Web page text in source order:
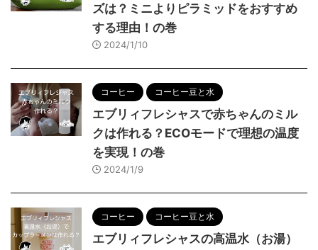
ズは？ミニよりピラミッドをおすすめ
する理由！の巻
2024/1/10
コーヒー コーヒー豆と水
エブリィフレシャスで赤ちゃんのミル
クは作れる？ECOモードで理想の温度
を実現！の巻
2024/1/9
コーヒー コーヒー豆と水
エブリィフレシャスの高温水（お湯）